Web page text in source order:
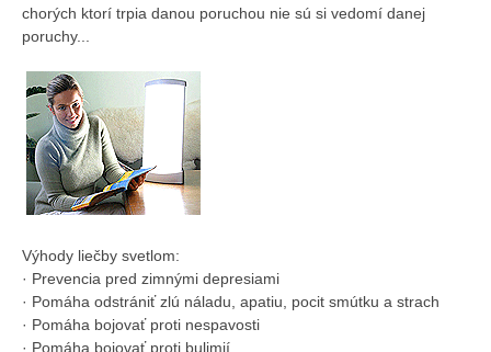
chorých ktorí trpia danou poruchou nie sú si vedomí danej
poruchy...
Výhody liečby svetlom:
· Prevencia pred zimnými depresiami
· Pomáha odstrániť zlú náladu, apatiu, pocit smútku a strach
· Pomáha bojovať proti nespavosti
· Pomáha bojovať proti bulimií